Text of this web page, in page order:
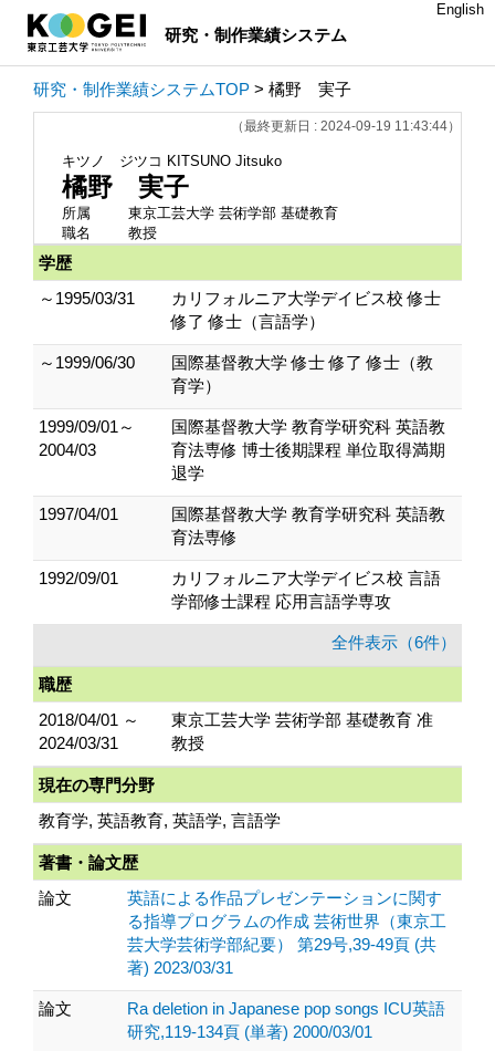
研究・制作業績システム
English
研究・制作業績システムTOP > 橘野 実子
（最終更新日 : 2024-09-19 11:43:44）
キツノ ジツコ KITSUNO Jitsuko
橘野 実子
所属
東京工芸大学 芸術学部 基礎教育
職名
教授
学歴
～1995/03/31
カリフォルニア大学デイビス校 修士
修了 修士（言語学）
～1999/06/30
国際基督教大学 修士 修了 修士（教
育学）
1999/09/01～
2004/03
国際基督教大学 教育学研究科 英語教
育法専修 博士後期課程 単位取得満期
退学
1997/04/01
国際基督教大学 教育学研究科 英語教
育法専修
1992/09/01
カリフォルニア大学デイビス校 言語
学部修士課程 応用言語学専攻
全件表示（6件）
職歴
2018/04/01 ～
2024/03/31
東京工芸大学 芸術学部 基礎教育 准
教授
現在の専門分野
教育学, 英語教育, 英語学, 言語学
著書・論文歴
論文
英語による作品プレゼンテーションに関す
る指導プログラムの作成 芸術世界（東京工
芸大学芸術学部紀要） 第29号,39-49頁 (共
著) 2023/03/31
論文
Ra deletion in Japanese pop songs ICU英語
研究,119-134頁 (単著) 2000/03/01